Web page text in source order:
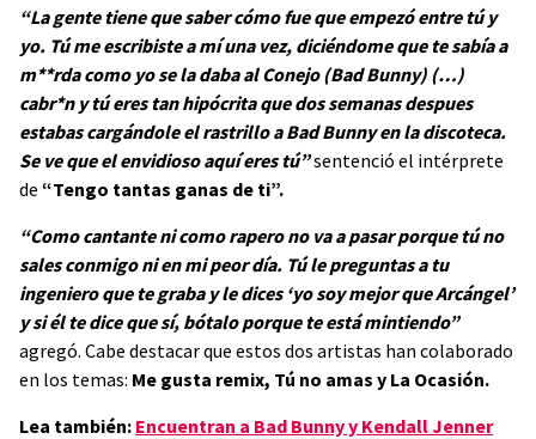
“La gente tiene que saber cómo fue que empezó entre tú y
yo. Tú me escribiste a mí una vez, diciéndome que te sabía a
m**rda como yo se la daba al Conejo (Bad Bunny) (…)
cabr*n y tú eres tan hipócrita que dos semanas despues
estabas cargándole el rastrillo a Bad Bunny en la discoteca.
Se ve que el envidioso aquí eres tú”sentenció el intérprete
de “Tengo tantas ganas de ti”.
“Como cantante ni como rapero no va a pasar porque tú no
sales conmigo ni en mi peor día. Tú le preguntas a tu
ingeniero que te graba y le dices ‘yo soy mejor que Arcángel’
y si él te dice que sí, bótalo porque te está mintiendo”
agregó. Cabe destacar que estos dos artistas han colaborado
en los temas: Me gusta remix, Tú no amas y La Ocasión.
Lea también: Encuentran a Bad Bunny y Kendall Jenner